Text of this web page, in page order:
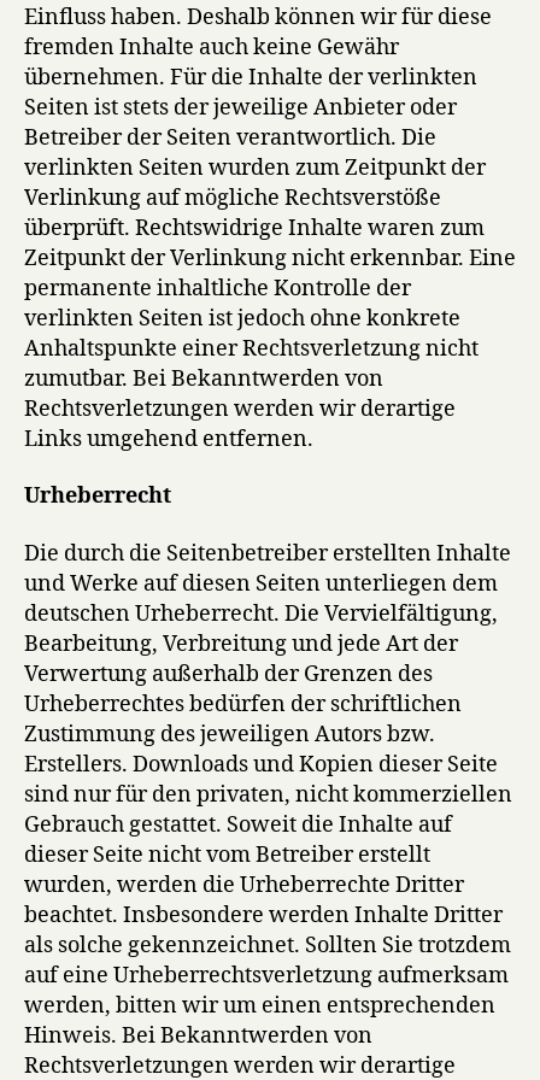
Einfluss haben. Deshalb können wir für diese
fremden Inhalte auch keine Gewähr
übernehmen. Für die Inhalte der verlinkten
Seiten ist stets der jeweilige Anbieter oder
Betreiber der Seiten verantwortlich. Die
verlinkten Seiten wurden zum Zeitpunkt der
Verlinkung auf mögliche Rechtsverstöße
überprüft. Rechtswidrige Inhalte waren zum
Zeitpunkt der Verlinkung nicht erkennbar. Eine
permanente inhaltliche Kontrolle der
verlinkten Seiten ist jedoch ohne konkrete
Anhaltspunkte einer Rechtsverletzung nicht
zumutbar. Bei Bekanntwerden von
Rechtsverletzungen werden wir derartige
Links umgehend entfernen.
Urheberrecht
Die durch die Seitenbetreiber erstellten Inhalte
und Werke auf diesen Seiten unterliegen dem
deutschen Urheberrecht. Die Vervielfältigung,
Bearbeitung, Verbreitung und jede Art der
Verwertung außerhalb der Grenzen des
Urheberrechtes bedürfen der schriftlichen
Zustimmung des jeweiligen Autors bzw.
Erstellers. Downloads und Kopien dieser Seite
sind nur für den privaten, nicht kommerziellen
Gebrauch gestattet. Soweit die Inhalte auf
dieser Seite nicht vom Betreiber erstellt
wurden, werden die Urheberrechte Dritter
beachtet. Insbesondere werden Inhalte Dritter
als solche gekennzeichnet. Sollten Sie trotzdem
auf eine Urheberrechtsverletzung aufmerksam
werden, bitten wir um einen entsprechenden
Hinweis. Bei Bekanntwerden von
Rechtsverletzungen werden wir derartige